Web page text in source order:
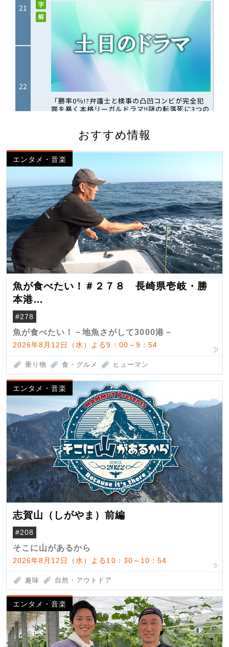
おすすめ情報
エンタメ・音楽
魚が食べたい！＃２７８ 長崎県壱岐・勝
本港
（クロマグロ）
#278
魚が食べたい！－地魚さがして3000港－
2026年8月12日（水）よる9：00～9：54
乗り物 食・グルメ ヒューマン
エンタメ・音楽
志賀山（しがやま）前編
#208
そこに山があるから
2026年8月12日（水）よる10：30～10：54
趣味 自然・アウトドア
エンタメ・音楽